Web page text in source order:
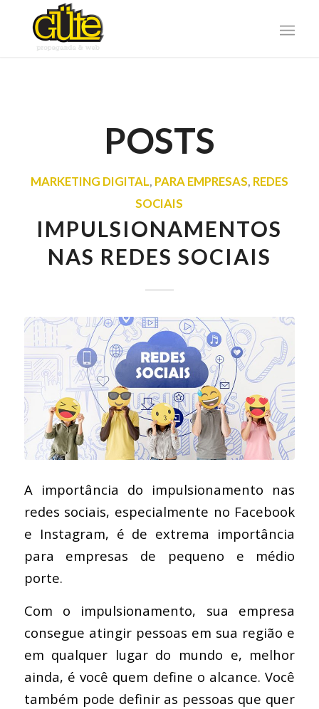
POSTS
MARKETING DIGITAL, PARA EMPRESAS, REDES
SOCIAIS
IMPULSIONAMENTOS
NAS REDES SOCIAIS
A importância do impulsionamento nas
redes sociais, especialmente no Facebook
e Instagram, é de extrema importância
para empresas de pequeno e médio
porte.
Com o impulsionamento, sua empresa
consegue atingir pessoas em sua região e
em qualquer lugar do mundo e, melhor
ainda, é você quem define o alcance. Você
também pode definir as pessoas que quer